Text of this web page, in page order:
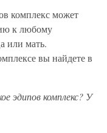
комплекс может
к любому
или мать.
вы найдете в
эдипов комплекс? У